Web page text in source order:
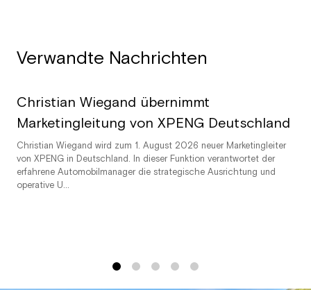
Verwandte Nachrichten
Christian Wiegand übernimmt
Marketingleitung von XPENG Deutschland
Christian Wiegand wird zum 1. August 2026 neuer Marketingleiter
von XPENG in Deutschland. In dieser Funktion verantwortet der
erfahrene Automobilmanager die strategische Ausrichtung und
operative U...